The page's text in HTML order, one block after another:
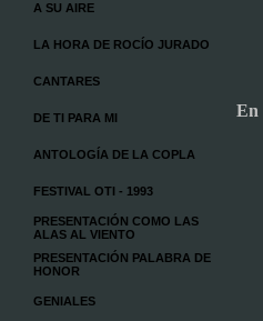
A SU AIRE
LA HORA DE ROCÍO JURADO
CANTARES
DE TI PARA MI
ANTOLOGÍA DE LA COPLA
FESTIVAL OTI - 1993
PRESENTACIÓN COMO LAS
ALAS AL VIENTO
PRESENTACIÓN PALABRA DE
HONOR
GENIALES
En